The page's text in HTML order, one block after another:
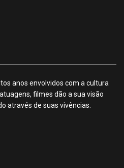
anos envolvidos com a cultura
filmes dão a sua visão
através de suas vivências.